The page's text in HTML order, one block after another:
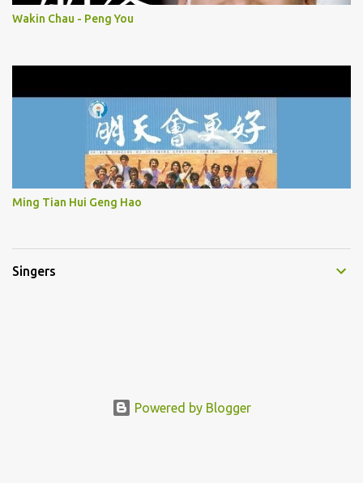
Wakin Chau - Peng You
Ming Tian Hui Geng Hao
Singers
Powered by Blogger